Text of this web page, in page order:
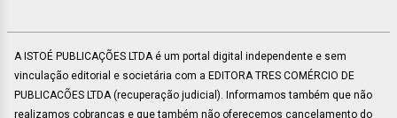
A ISTOÉ PUBLICAÇÕES LTDA é um portal digital independente e sem
vinculação editorial e societária com a EDITORA TRES COMÉRCIO DE
PUBLICACÕES LTDA (recuperação judicial). Informamos também que não
realizamos cobranças e que também não oferecemos cancelamento do